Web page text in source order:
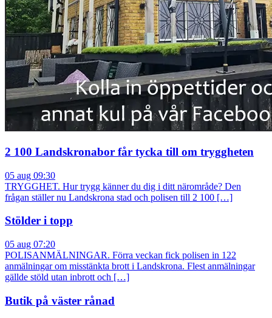
2 100 Landskronabor får tycka till om tryggheten
05 aug 09:30
TRYGGHET. Hur trygg känner du dig i ditt närområde? Den
frågan ställer nu Landskrona stad och polisen till 2 100 […]
Stölder i topp
05 aug 07:20
POLISANMÄLNINGAR. Förra veckan fick polisen in 122
anmälningar om misstänkta brott i Landskrona. Flest anmälningar
gällde stöld utan inbrott och […]
Butik på väster rånad